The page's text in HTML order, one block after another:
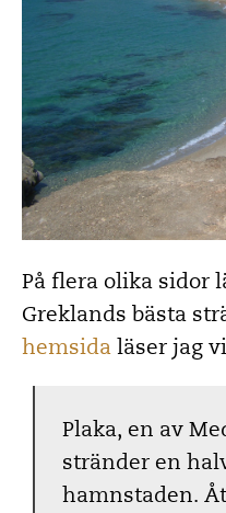
På flera olika sidor
Greklands bästa
hemsida läser jag
Plaka, en av
stränder en
hamnstaden.